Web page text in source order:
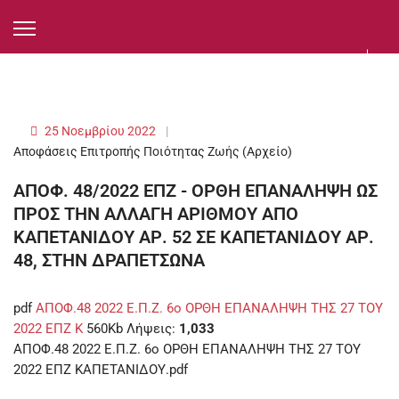
Αποφάσεις Επιτροπής Ποιότητας Ζωής (Αρχείο)
25 Νοεμβρίου 2022
ΑΠΟΦ. 48/2022 ΕΠΖ - ΟΡΘΗ ΕΠΑΝΑΛΗΨΗ ΩΣ
ΠΡΟΣ ΤΗΝ ΑΛΛΑΓΗ ΑΡΙΘΜΟΥ ΑΠΟ
ΚΑΠΕΤΑΝΙΔΟΥ ΑΡ. 52 ΣΕ ΚΑΠΕΤΑΝΙΔΟΥ ΑΡ.
48, ΣΤΗΝ ΔΡΑΠΕΤΣΩΝΑ
pdf ΑΠΟΦ.48 2022 Ε.Π.Ζ. 6ο ΟΡΘΗ ΕΠΑΝΑΛΗΨΗ ΤΗΣ 27 ΤΟΥ
2022 ΕΠΖ Κ 560Kb Λήψεις: 1,033
ΑΠΟΦ.48 2022 Ε.Π.Ζ. 6ο ΟΡΘΗ ΕΠΑΝΑΛΗΨΗ ΤΗΣ 27 ΤΟΥ
2022 ΕΠΖ ΚΑΠΕΤΑΝΙΔΟΥ.pdf